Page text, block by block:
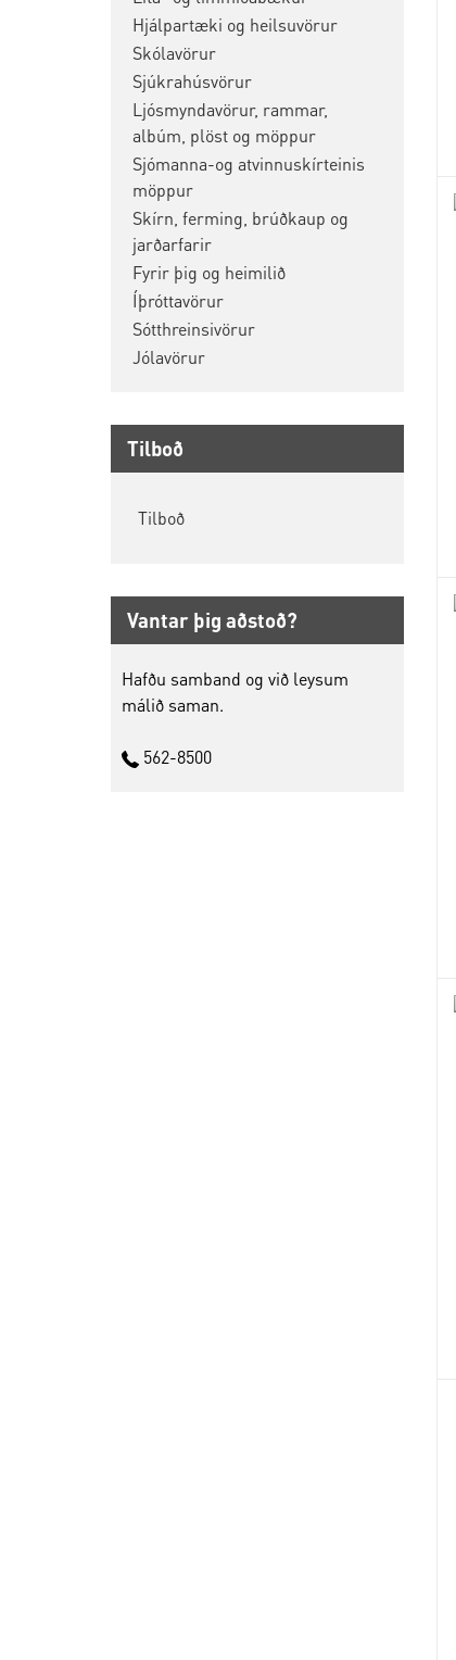
Hjálpartæki og heilsuvörur
Skólavörur
Sjúkrahúsvörur
Ljósmyndavörur, rammar,
albúm, plöst og möppur
Sjómanna-og atvinnuskírteinis
möppur
Skírn, ferming, brúðkaup og
jarðarfarir
Fyrir þig og heimilið
Íþróttavörur
Sótthreinsivörur
Jólavörur
Tilboð
Tilboð
Vantar þig aðstoð?
Hafðu samband og við leysum
málið saman.
562-8500